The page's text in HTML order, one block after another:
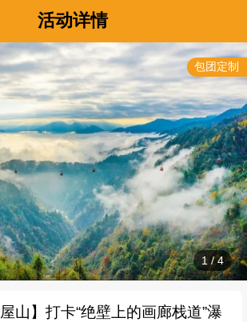
活动详情
1 /4
山】打卡“绝壁上的画廊栈道”瀑
包团定制